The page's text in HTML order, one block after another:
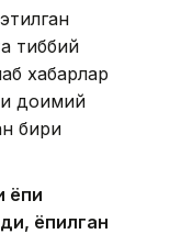
тиббий
хабарлар
доимий
бири
ёпилган